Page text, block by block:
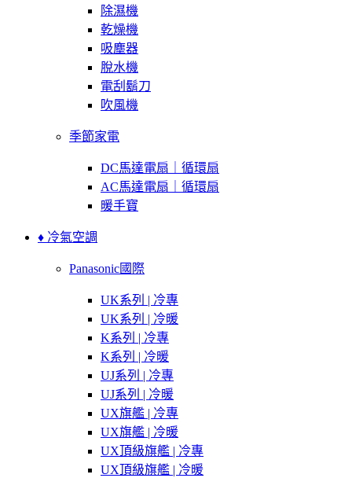
除濕機
乾燥機
吸塵器
脫水機
電刮鬍刀
吹風機
季節家電
DC馬達電扇｜循環扇
AC馬達電扇｜循環扇
暖手寶
♦ 冷氣空調
Panasonic國際
UK系列 | 冷專
UK系列 | 冷暖
K系列 | 冷專
K系列 | 冷暖
UJ系列 | 冷專
UJ系列 | 冷暖
UX旗艦 | 冷專
UX旗艦 | 冷暖
UX頂級旗艦 | 冷專
UX頂級旗艦 | 冷暖